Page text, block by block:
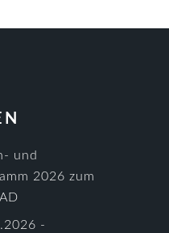
und
2026 zum
-